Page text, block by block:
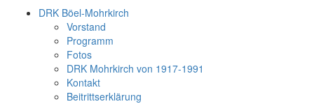
DRK Böel-Mohrkirch
Vorstand
Programm
Fotos
DRK Mohrkirch von 1917-1991
Kontakt
Beitrittserklärung